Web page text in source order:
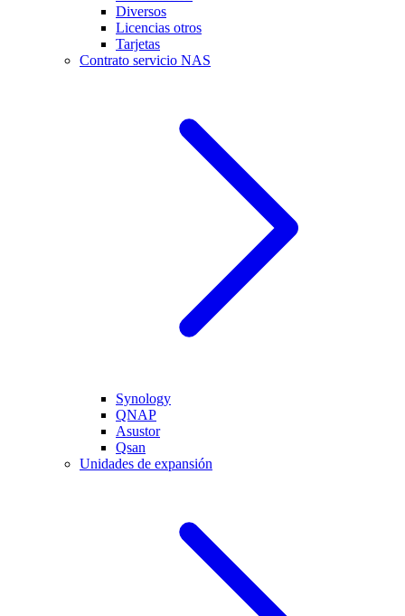
Diversos
Licencias otros
Tarjetas
Contrato servicio NAS
Synology
QNAP
Asustor
Qsan
Unidades de expansión